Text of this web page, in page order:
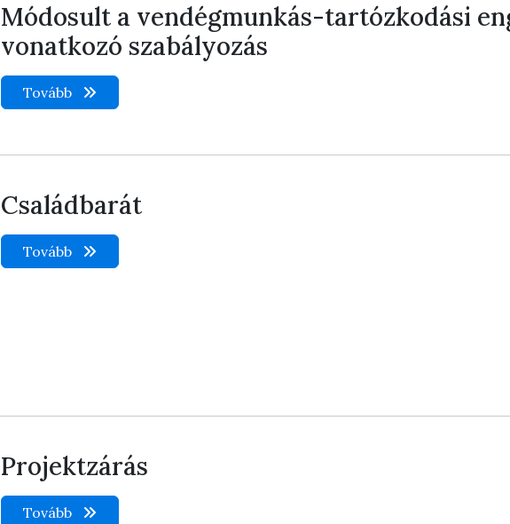
Módosult a vendégmunkás-tartózkodási
vonatkozó szabályozás
Tovább
Családbarát
Tovább
Projektzárás
Tovább